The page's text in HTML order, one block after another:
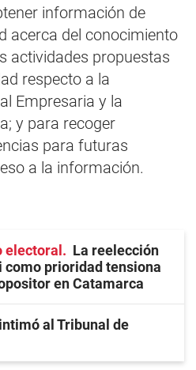
información de
acerca del conocimiento
actividades propuestas
respecto a la
Empresaria y la
y para recoger
para futuras
a la información.
electoral
La reelección
como prioridad tensiona
en Catamarca
al Tribunal de